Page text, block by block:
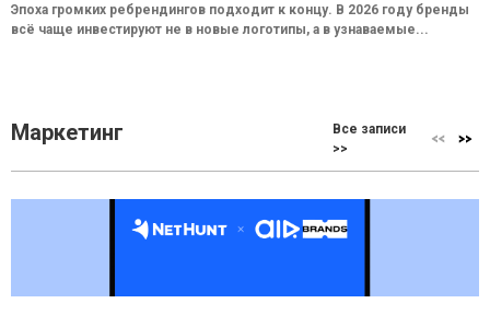
Эпоха громких ребрендингов подходит к концу. В 2026 году бренды
всё чаще инвестируют не в новые логотипы, а в узнаваемые...
Маркетинг
Все записи
>>